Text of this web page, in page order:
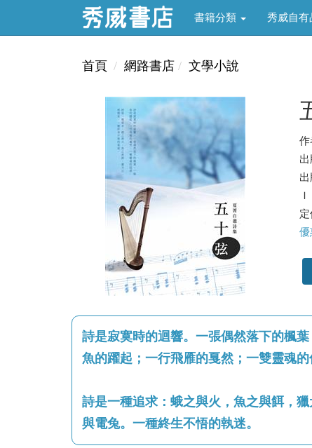
書籍分類 秀威自有
首頁 網路書店 文學小說
作
出
優
詩是寂寞時的迴響。一張偶然落下的楓
魚的躍起；一行飛雁的戛然；一雙靈魂的
詩是一種追求：蛾之與火，魚之與餌，獵
與電兔。一種終生不悟的執迷。